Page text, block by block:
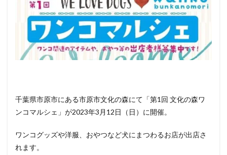
情報
千葉県市原市にある市原市文化の森にて「第1回 文化の森ワ
ンコマルシェ」が2023年3月12日（日）に開催。
ワンコグッズや洋服、おやつなど犬にまつわるお店が出店さ
れます。